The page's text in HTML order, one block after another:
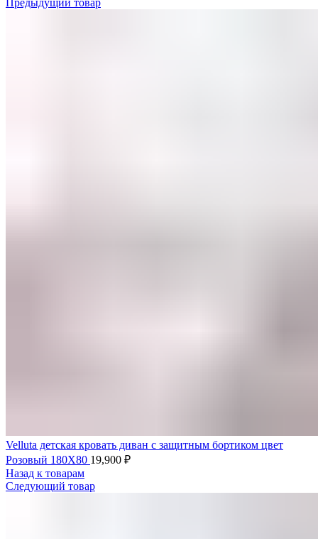
Предыдущий товар
Velluta детская кровать диван с защитным бортиком цвет
Розовый 180Х80 19,900 ₽
Назад к товарам
Следующий товар